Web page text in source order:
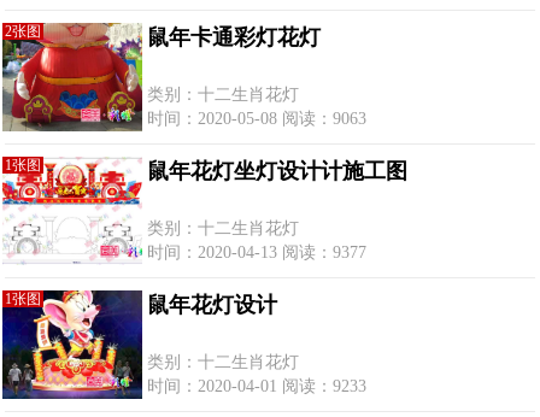
2张图 鼠年卡通彩灯花灯
类别：十二生肖花灯
时间：2020-05-08 阅读：9063
1张图 鼠年花灯坐灯设计计施工图
类别：十二生肖花灯
时间：2020-04-13 阅读：9377
1张图 鼠年花灯设计
类别：十二生肖花灯
时间：2020-04-01 阅读：9233